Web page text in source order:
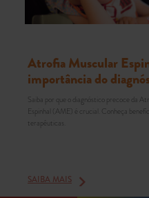
Atrofia Muscular
importância do
Saiba por que o diagnóstico precoce da
Espinhal (AME) é crucial. Conheça
terapêuticas.
SAIBA MAIS